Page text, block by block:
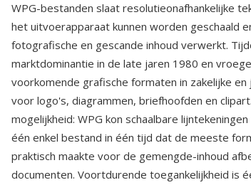
WPG-bestanden slaat resolutieonafhankelijke
het uitvoerapparaat kunnen worden geschaald
fotografische en gescande inhoud verwerkt.
marktdominantie in de late jaren 1980 en
voorkomende grafische formaten in zakelijke
voor logo's, diagrammen, briefhoofden en
mogelijkheid: WPG kon schaalbare
één enkel bestand in één tijd dat de meeste
praktisch maakte voor de gemengde-inhoud
documenten. Voortdurende toegankelijkheid is